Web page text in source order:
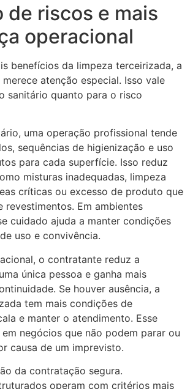
de riscos e mais
operacional
benefícios da limpeza terceirizada, a
atenção especial. Isso vale
sanitário quanto para o risco
uma operação profissional tende
sequências de higienização e uso
para cada superfície. Isso reduz
misturas inadequadas, limpeza
críticas ou excesso de produto que
revestimentos. Em ambientes
cuidado ajuda a manter condições
uso e convivência.
o contratante reduz a
única pessoa e ganha mais
Se houver ausência, a
tem mais condições de
e manter o atendimento. Esse
negócios que não podem parar ou
causa de um imprevisto.
da contratação segura.
operam com critérios mais